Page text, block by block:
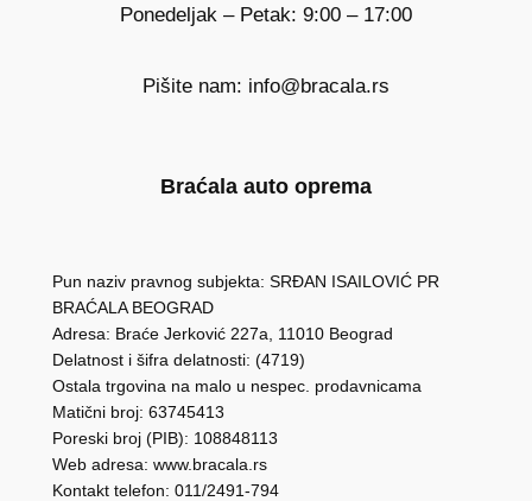
Ponedeljak – Petak: 9:00 – 17:00
Pišite nam: info@bracala.rs
Braćala auto oprema
Pun naziv pravnog subjekta: SRĐAN ISAILOVIĆ PR
BRAĆALA BEOGRAD
Adresa: Braće Jerković 227a, 11010 Beograd
Delatnost i šifra delatnosti: (4719)
Ostala trgovina na malo u nespec. prodavnicama
Matični broj: 63745413
Poreski broj (PIB): 108848113
Web adresa: www.bracala.rs
Kontakt telefon: 011/2491-794